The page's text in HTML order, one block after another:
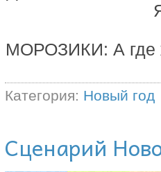
МОРОЗИКИ: А где
Категория: Новый год
Сценарий